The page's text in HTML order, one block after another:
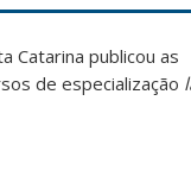
Catarina publicou as
de especialização